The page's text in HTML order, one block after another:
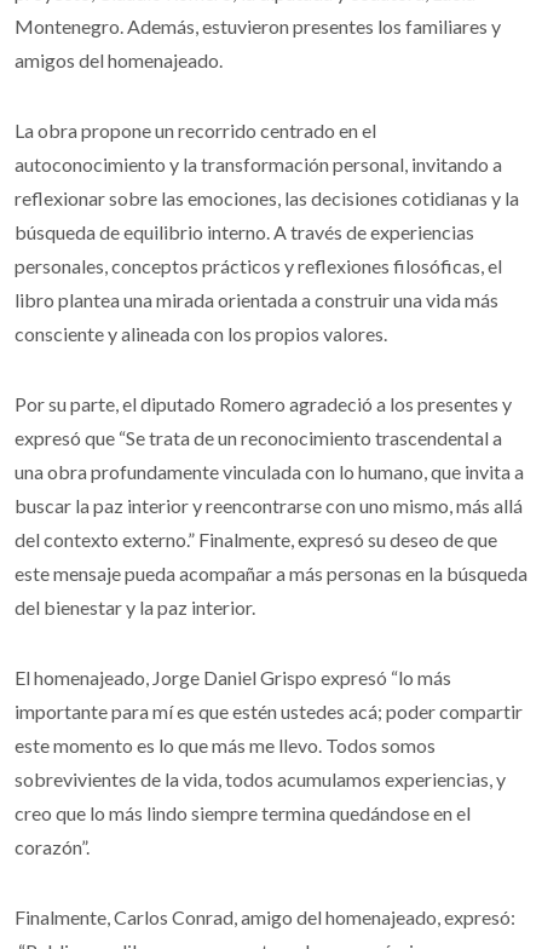
Montenegro. Además, estuvieron presentes los familiares y
amigos del homenajeado.
La obra propone un recorrido centrado en el
autoconocimiento y la transformación personal, invitando a
reflexionar sobre las emociones, las decisiones cotidianas y la
búsqueda de equilibrio interno. A través de experiencias
personales, conceptos prácticos y reflexiones filosóficas, el
libro plantea una mirada orientada a construir una vida más
consciente y alineada con los propios valores.
Por su parte, el diputado Romero agradeció a los presentes y
expresó que “Se trata de un reconocimiento trascendental a
una obra profundamente vinculada con lo humano, que invita a
buscar la paz interior y reencontrarse con uno mismo, más allá
del contexto externo.” Finalmente, expresó su deseo de que
este mensaje pueda acompañar a más personas en la búsqueda
del bienestar y la paz interior.
El homenajeado, Jorge Daniel Grispo expresó “lo más
importante para mí es que estén ustedes acá; poder compartir
este momento es lo que más me llevo. Todos somos
sobrevivientes de la vida, todos acumulamos experiencias, y
creo que lo más lindo siempre termina quedándose en el
corazón”.
Finalmente, Carlos Conrad, amigo del homenajeado, expresó: